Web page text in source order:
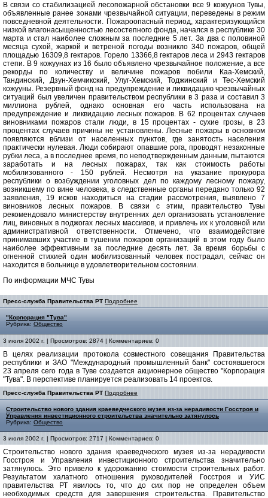
В связи со стабилизацией лесопожарной обстановки все 9 кожуунов Тувы,
объявленные ранее зонами чрезвычайной ситуации, переведены в режим
повседневной деятельности. Пожароопасный период, характеризующийся
низкой влагонасыщенностью лесостепного фонда, начался в республике 30
марта и стал наиболее сложным за последние 5 лет. За два с половиной
месяца сухой, жаркой и ветреной погоды возникло 340 пожаров, общей
площадью 16309,8 гектаров. Горело 13366,8 гектаров леса и 2943 гектаров
степи. В 9 кожуунах из 16 было объявлено чрезвычайное положение, а все
рекорды по количеству и величине пожаров побили Каа-Хемский,
Тандинский, Дзун-Хемчикский, Улуг-Хемский, Тоджинский и Тес-Хемский
кожууны. Резервный фонд на предупреждение и ликвидацию чрезвычайных
ситуаций был увеличен правительством республики в 3 раза и составил 3
миллиона рублей, однако основная его часть использована на
предупреждение и ликвидацию лесных пожаров. В 62 процентах случаев
виновниками пожаров стали люди, в 15 процентах - сухие грозы, в 23
процентах случаев причины не установлены. Лесные пожары в основном
появляются вблизи от населенных пунктов, где занятость населения
практически нулевая. Люди собирают опавшие рога, проводят незаконные
рубки леса, а в последнее время, по неподтвержденным данным, пытаются
заработать и на лесных пожарах, так как стоимость работы
мобилизованного - 150 рублей. Несмотря на указание прокурора
республики о возбуждении уголовных дел по каждому лесному пожару,
возникшему по вине человека, в следственные органы передано только 92
заявления, 19 исков находиться на стадии рассмотрения, выявлено 7
виновников лесных пожаров. В связи с этим, правительство Тувы
рекомендовало министерству внутренних дел организовать установление
лиц, виновных в поджогах лесных массивов, и привлечь их к уголовной или
административной ответственности. Отмечено, что взаимодействие
принимавших участие в тушении пожаров организаций в этом году было
наиболее эффективным за последние десять лет. За время борьбы с
огненной стихией один мобилизованный человек пострадал, сейчас он
находится в больнице в удовлетворительном состоянии.
По информации МЧС Тувы
Пресс-служба Правительства РТ Подробнее
"Корпорация "Тува"
Рубрика: Общество
3 июля 2002 г. | Просмотров: 2874 | Комментариев: 0
В целях реализации протокола совместного совещания Правительства
республики и ЗАО "Международный промышленный банк" состоявшегося
23 апреля сего года в Туве создается акционерное общество "Корпорация
"Тува". В перспективе планируется реализовать 14 проектов.
Пресс-служба Правительства РТ Подробнее
Строительство нового здания краеведческого музея из-за нерадивости Госстроя и
Управления инвестиционного строительства значительно затянулось
Рубрика: Общество
3 июля 2002 г. | Просмотров: 2717 | Комментариев: 0
Строительство нового здания краеведческого музея из-за нерадивости
Госстроя и Управления инвестиционного строительства значительно
затянулось. Это привело к удорожанию стоимости строительных работ.
Результатом халатного отношения руководителей Госстроя и УИС
правительства РТ явилось то, что до сих пор не определен объем
необходимых средств для завершения строительства. Правительство